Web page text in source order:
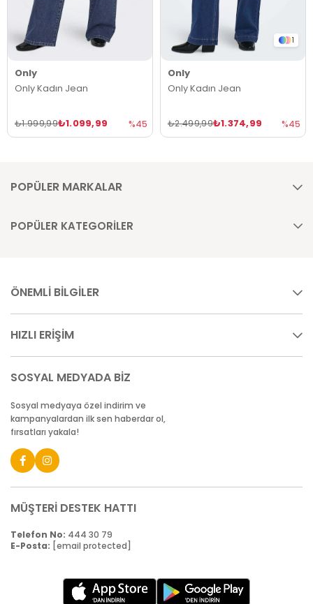
Only
Only Kadın Jean
₺1.099,99
₺1.999,99 %45
1
Only
Only Kadın Jean
₺1.374,99
₺2.499,99 %45
POPÜLER MARKALAR
POPÜLER KATEGORİLER
ÖNEMLİ BİLGİLER
HIZLI ERİŞİM
SOSYAL MEDYADA BİZ
Sosyal medyaya özel indirim ve
kampanyalardan ilk sen haberdar ol,
fırsatları yakala!
MÜŞTERİ DESTEK HATTI
Telefon No: 444 30 79
E-Posta: [email protected]